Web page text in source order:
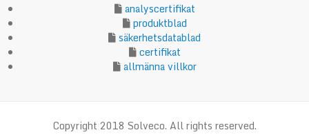
analyscertifikat
produktblad
säkerhetsdatablad
certifikat
allmänna villkor
Copyright 2018 Solveco. All rights reserved.